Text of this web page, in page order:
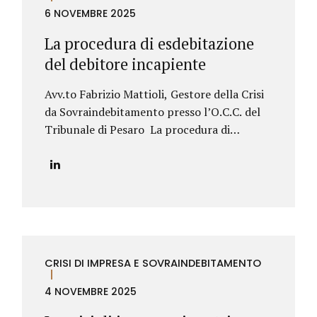
barriera totale. L’Unione Europea stabilisce
l’agente lavora (quelle su preavviso e
indennità di...
6 NOVEMBRE 2025
La procedura di esdebitazione
del debitore incapiente
Avv.to Fabrizio Mattioli, Gestore della Crisi
da Sovraindebitamento presso l’O.C.C. del
Tribunale di Pesaro La procedura di
rappresenta uno strumento fondamentale
della crisi d’impresa e dell’insolvenza
(D.Lgs. 14/2019), questa procedura
CRISI DI IMPRESA E SOVRAINDEBITAMENTO
4 NOVEMBRE 2025